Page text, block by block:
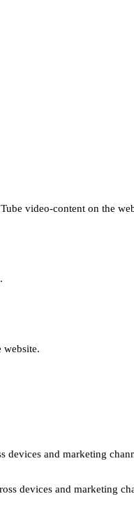
video-content on the
website.
devices and marketing
devices and marketing